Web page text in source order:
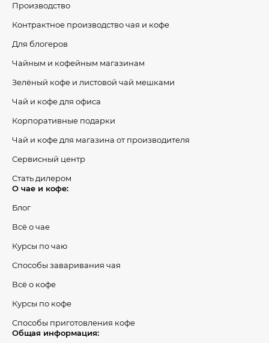
Производство
Контрактное производство чая и кофе
Для блогеров
Чайным и кофейным магазинам
Зелёный кофе и листовой чай мешками
Чай и кофе для офиса
Корпоративные подарки
Чай и кофе для магазина от производителя
Сервисный центр
Стать дилером
О чае и кофе:
Блог
Всё о чае
Курсы по чаю
Способы заваривания чая
Всё о кофе
Курсы по кофе
Способы приготовления кофе
Общая информация: